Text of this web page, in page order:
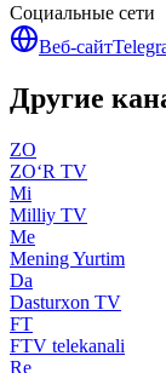
Социальные сети
Веб-сайт
Другие
ZO
ZO‘R TV
Mi
Milliy TV
Me
Mening Yurtim
Da
Dasturxon TV
FT
FTV telekanali
Re